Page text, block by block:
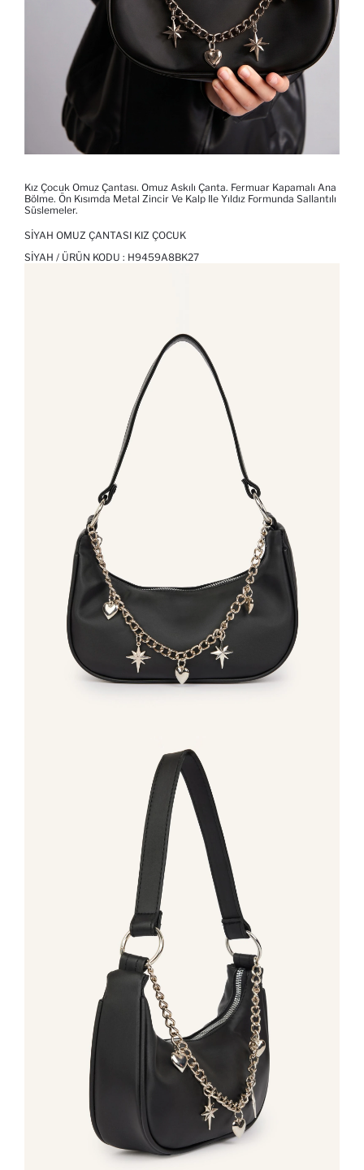
Kız Çocuk Omuz Çantası. Omuz Askılı Çanta. Fermuar Kapamalı Ana
Bölme. Ön Kısımda Metal Zincir Ve Kalp Ile Yıldız Formunda Sallantılı
Süslemeler.
SIYAH OMUZ ÇANTASI KIZ ÇOCUK
SIYAH / ÜRÜN KODU : H9459A8BK27